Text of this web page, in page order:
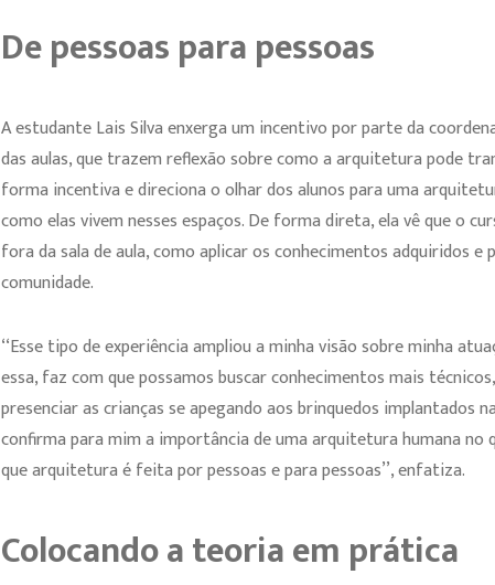
De pessoas para pessoas
A estudante Lais Silva enxerga um incentivo por parte da
das aulas, que trazem reflexão sobre como a arquitetura pode
forma incentiva e direciona o olhar dos alunos para uma
como elas vivem nesses espaços. De forma direta, ela vê que o
fora da sala de aula, como aplicar os conhecimentos adquiridos
comunidade.
‘‘Esse tipo de experiência ampliou a minha visão sobre minha
essa, faz com que possamos buscar conhecimentos mais
presenciar as crianças se apegando aos brinquedos
confirma para mim a importância de uma arquitetura humana no
que arquitetura é feita por pessoas e para pessoas’’, enfatiza.
Colocando a teoria em prática